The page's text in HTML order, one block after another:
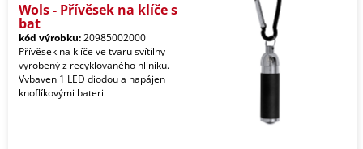
Wols - Přívěsek na klíče s
bat
kód výrobku:20985002000
Přívěsek na klíče ve tvaru svítilny
vyrobený z recyklovaného hliníku.
Vybaven 1 LED diodou a napájen
knoflíkovými bateri